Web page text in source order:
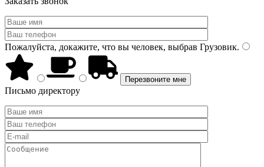
Пожалуйста, докажите, что вы человек, выбрав Грузовик.
Письмо директору